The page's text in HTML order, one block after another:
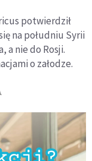
potwierdził
na południu Syrii
a nie do Rosji.
o załodze.